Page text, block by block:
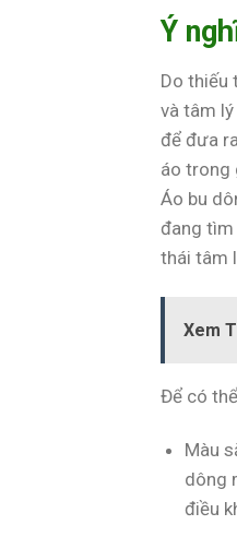
Ý
Do thiếu
và tâm
để đưa
áo trong
Áo bu
đang tìm
thái tâm
Xem
Để có
Màu
dông
điều